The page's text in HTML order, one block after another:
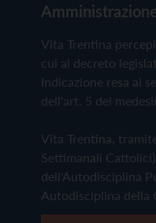
Vita Trentina
cui al decreto
Indicazione resa ai
dell'art. 5 del
Vita Trentina,
Settimanali
dell'Autodisciplina
Autodisciplina della